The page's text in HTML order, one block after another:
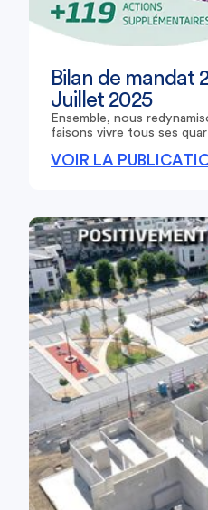
Bilan de mandat
Juillet 2025
Ensemble, nous
faisons vivre tous ses
VOIR LA